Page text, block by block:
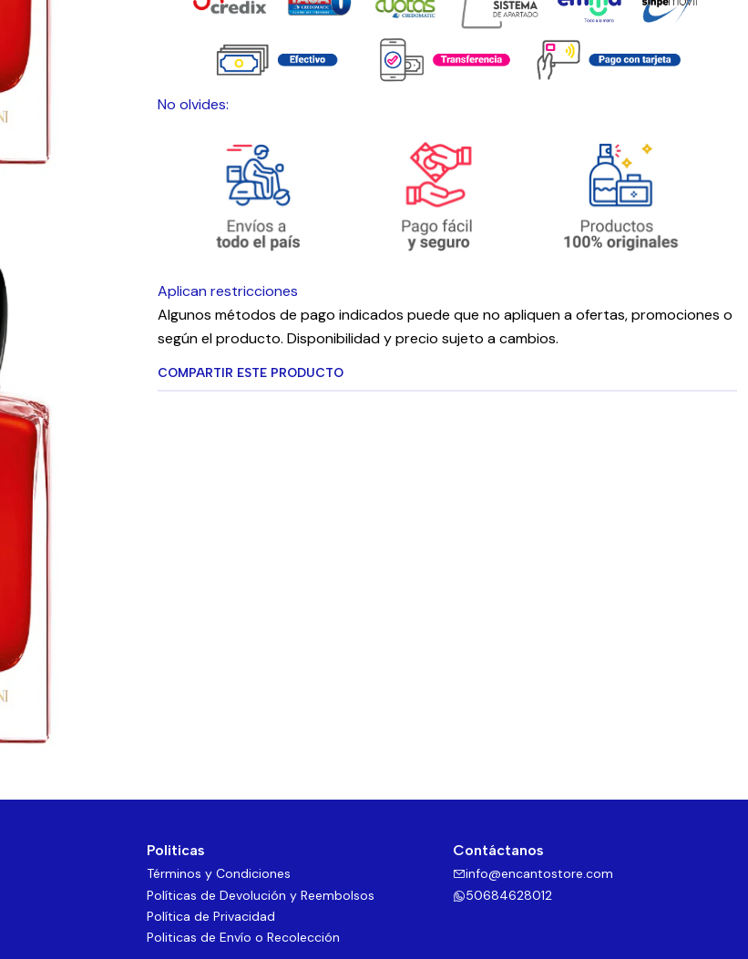
No olvides:
Aplican restricciones
Algunos métodos de pago indicados puede que no apliquen a ofertas, promociones o
según el producto. Disponibilidad y precio sujeto a cambios.
COMPARTIR ESTE PRODUCTO
Politicas
Términos y Condiciones
Políticas de Devolución y Reembolsos
Política de Privacidad
Politicas de Envío o Recolección
Contáctanos
info@encantostore.com
50684628012